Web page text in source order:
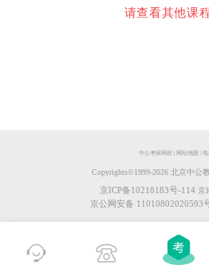
请查看其他课
中公考研网校| 网站地图 | 电
Copyrights©️1999-2026北京中公
京ICP备10218183号-114 京
京公网安备 11010802020593